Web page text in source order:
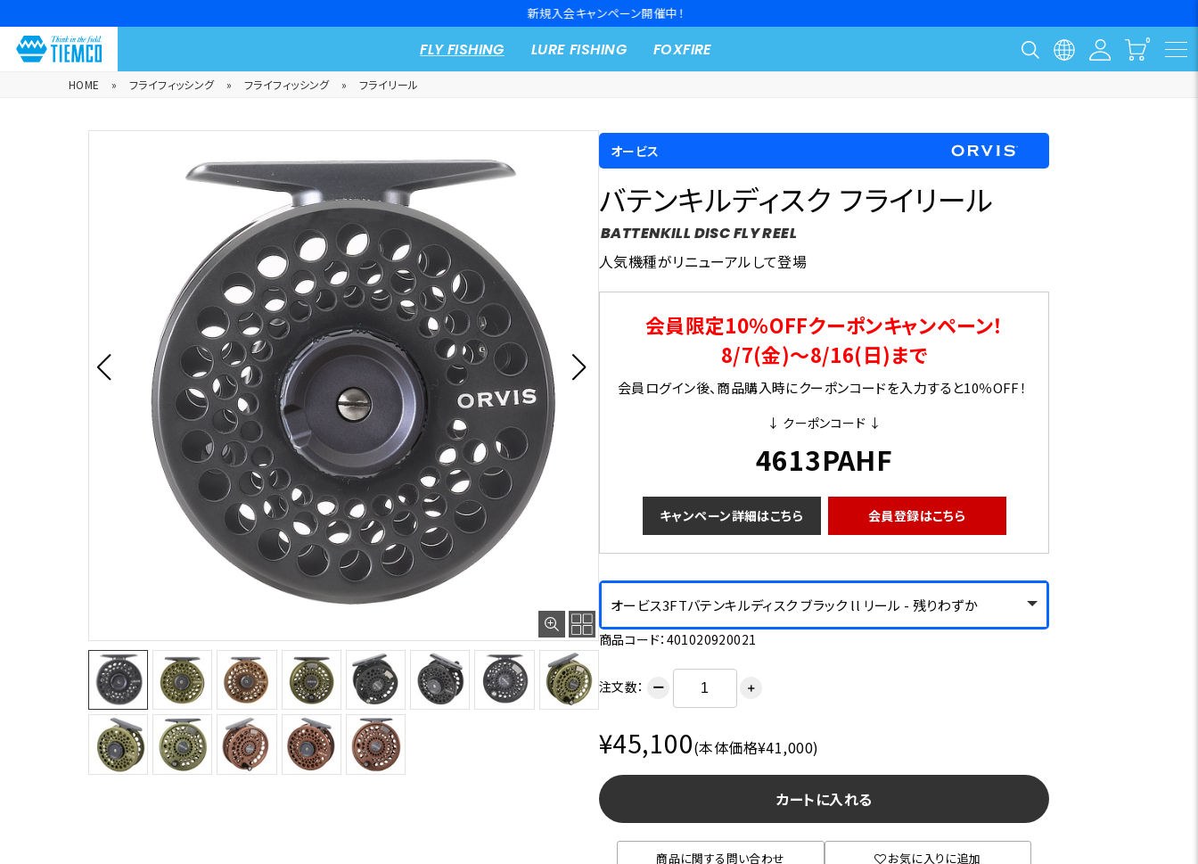
新規入会キャンペーン開催中！
FLY FISHING LURE FISHING FOXFIRE
HOME » フライフィッシング » フライフィッシング » フライリール
オービス
バテンキルディスク フライリール
BATTENKILL DISC FLY REEL
人気機種がリニューアルして登場
会員限定10％OFFクーポンキャンペーン！
8/7(金)～8/16(日)まで
会員ログイン後、商品購入時にクーポンコードを入力すると10％OFF！
↓ クーポンコード ↓
4613PAHF
キャンペーン詳細はこちら 会員登録はこちら
オービス3FTバテンキルディスク ブラック ll リール - 残りわずか
商品コード：401020920021
注文数： ー ＋
¥45,100(本体価格¥41,000)
カートに入れる
商品に関する問い合わせ お気に入りに追加